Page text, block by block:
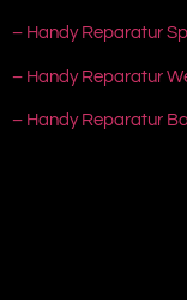
– Handy Reparatur
– Handy Reparatur
– Handy Reparatur